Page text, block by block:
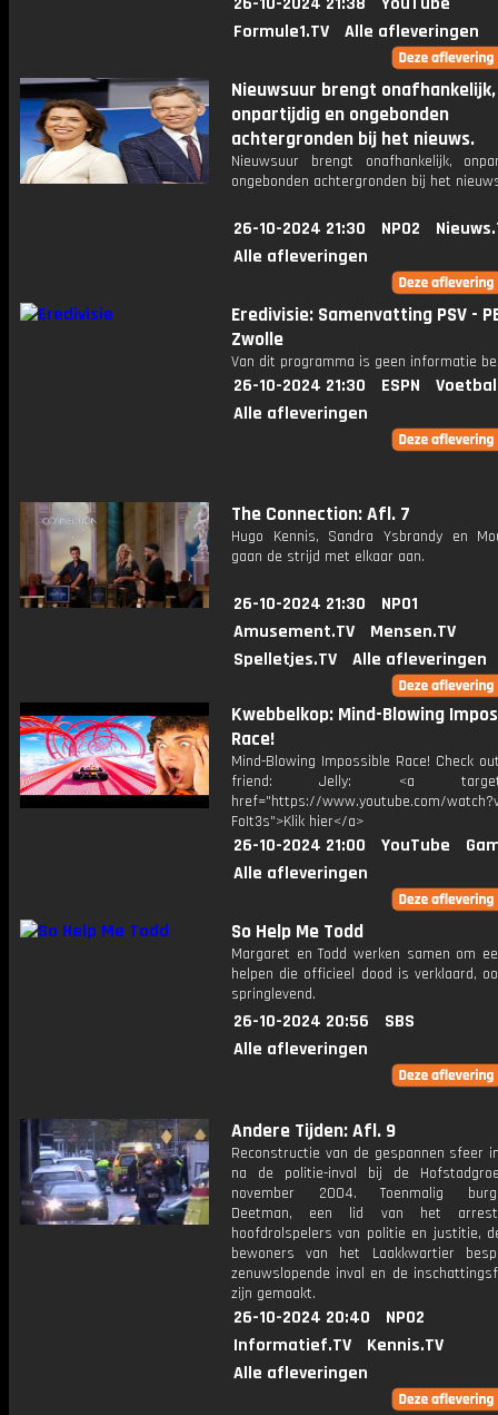
Formule1.TV
Alle afleveringen
Nieuwsuur brengt onafhankelijk,
onpartijdig en ongebonden
achtergronden bij het nieuws.
Nieuwsuur brengt onafhankelijk,
ongebonden achtergronden bij het
26-10-2024 21:30 NPO2
Alle afleveringen
Eredivisie: Samenvatting PSV -
Zwolle
Van dit programma is geen informatie
26-10-2024 21:30 ESPN
Alle afleveringen
The Connection: Afl. 7
Hugo Kennis, Sandra Ysbrandy en
gaan de strijd met elkaar aan.
26-10-2024 21:30
NPO1
Amusement.TV
Mensen.TV
Spelletjes.TV
Alle afleveringen
Kwebbelkop: Mind-Blowing
Race!
Mind-Blowing Impossible Race! Check
friend: Jelly: <a
href="https://www.youtube.com/
FoIt3s">Klik hier</a>
26-10-2024 21:00 YouTube
Alle afleveringen
So Help Me Todd
Margaret en Todd werken samen om
helpen die officieel dood is verklaard,
springlevend.
26-10-2024 20:56
SBS
Alle afleveringen
Andere Tijden: Afl. 9
Reconstructie van de gespannen sfeer
na de politie-inval bij de
november 2004. Toenmalig
Deetman, een lid van het
hoofdrolspelers van politie en justitie,
bewoners van het Laakkwartier
zenuwslopende inval en de
zijn gemaakt.
26-10-2024 20:40
NPO2
Informatief.TV
Kennis.TV
Alle afleveringen